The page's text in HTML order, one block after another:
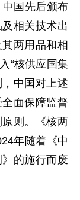
国先后颁布
相关技术出
两用品和相
“核供应国集
，中国对上述
面保障监督
则。《核两
年随着《中
的施行而废